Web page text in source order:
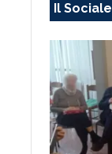
Il Sociale